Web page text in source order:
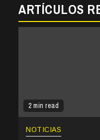
ARTÍCULOS
2 min read
NOTICIAS